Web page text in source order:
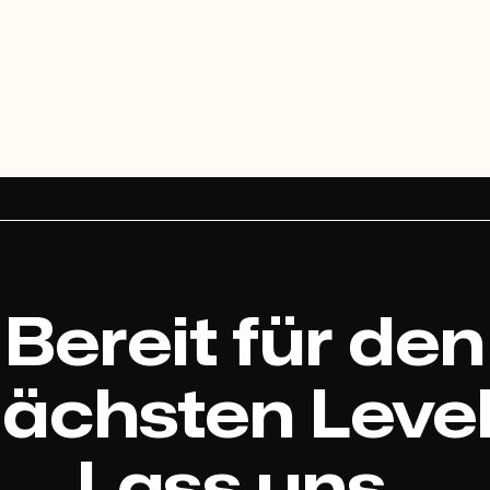
Bereit für den